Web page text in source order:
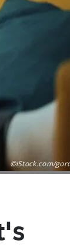
©iStock.com/